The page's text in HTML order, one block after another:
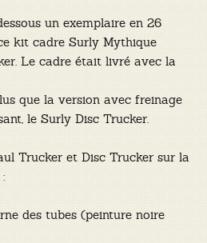
un exemplaire en 26
kit cadre Surly Mythique
Le cadre était livré avec la
que la version avec freinage
le Surly Disc Trucker.
Trucker et Disc Trucker sur la
des tubes (peinture noire